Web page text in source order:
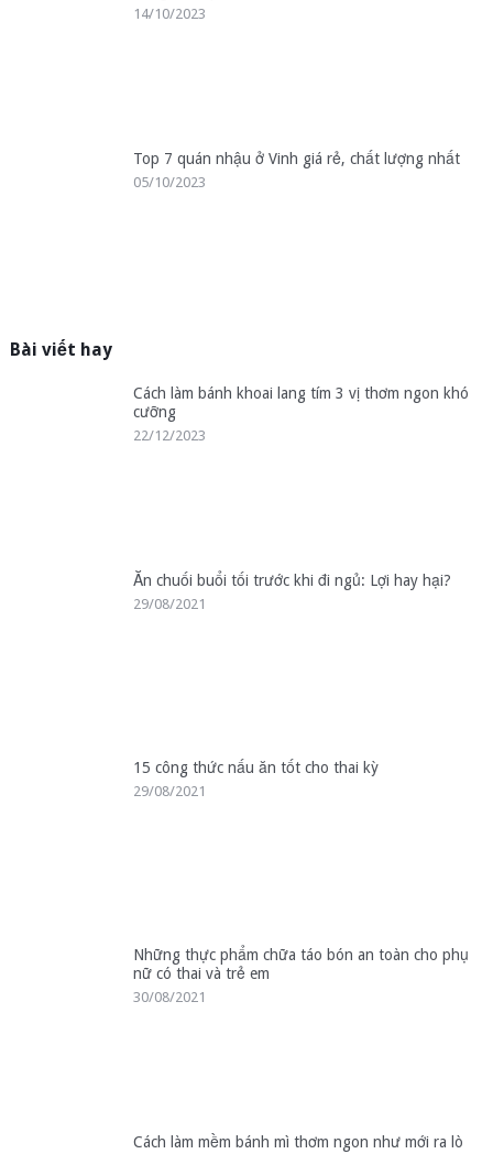
14/10/2023
Top 7 quán nhậu ở Vinh giá rẻ, chất lượng nhất
05/10/2023
Bài viết hay
Cách làm bánh khoai lang tím 3 vị thơm ngon khó
cưỡng
22/12/2023
Ăn chuối buổi tối trước khi đi ngủ: Lợi hay hại?
29/08/2021
15 công thức nấu ăn tốt cho thai kỳ
29/08/2021
Những thực phẩm chữa táo bón an toàn cho phụ
nữ có thai và trẻ em
30/08/2021
Cách làm mềm bánh mì thơm ngon như mới ra lò